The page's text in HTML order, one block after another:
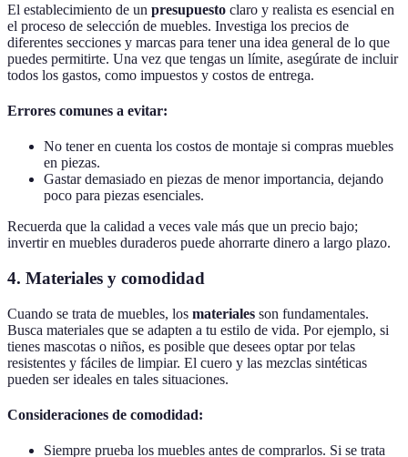
El establecimiento de un presupuesto claro y realista es esencial en
el proceso de selección de muebles. Investiga los precios de
diferentes secciones y marcas para tener una idea general de lo que
puedes permitirte. Una vez que tengas un límite, asegúrate de incluir
todos los gastos, como impuestos y costos de entrega.
Errores comunes a evitar:
No tener en cuenta los costos de montaje si compras muebles
en piezas.
Gastar demasiado en piezas de menor importancia, dejando
poco para piezas esenciales.
Recuerda que la calidad a veces vale más que un precio bajo;
invertir en muebles duraderos puede ahorrarte dinero a largo plazo.
4. Materiales y comodidad
Cuando se trata de muebles, los materiales son fundamentales.
Busca materiales que se adapten a tu estilo de vida. Por ejemplo, si
tienes mascotas o niños, es posible que desees optar por telas
resistentes y fáciles de limpiar. El cuero y las mezclas sintéticas
pueden ser ideales en tales situaciones.
Consideraciones de comodidad:
Siempre prueba los muebles antes de comprarlos. Si se trata